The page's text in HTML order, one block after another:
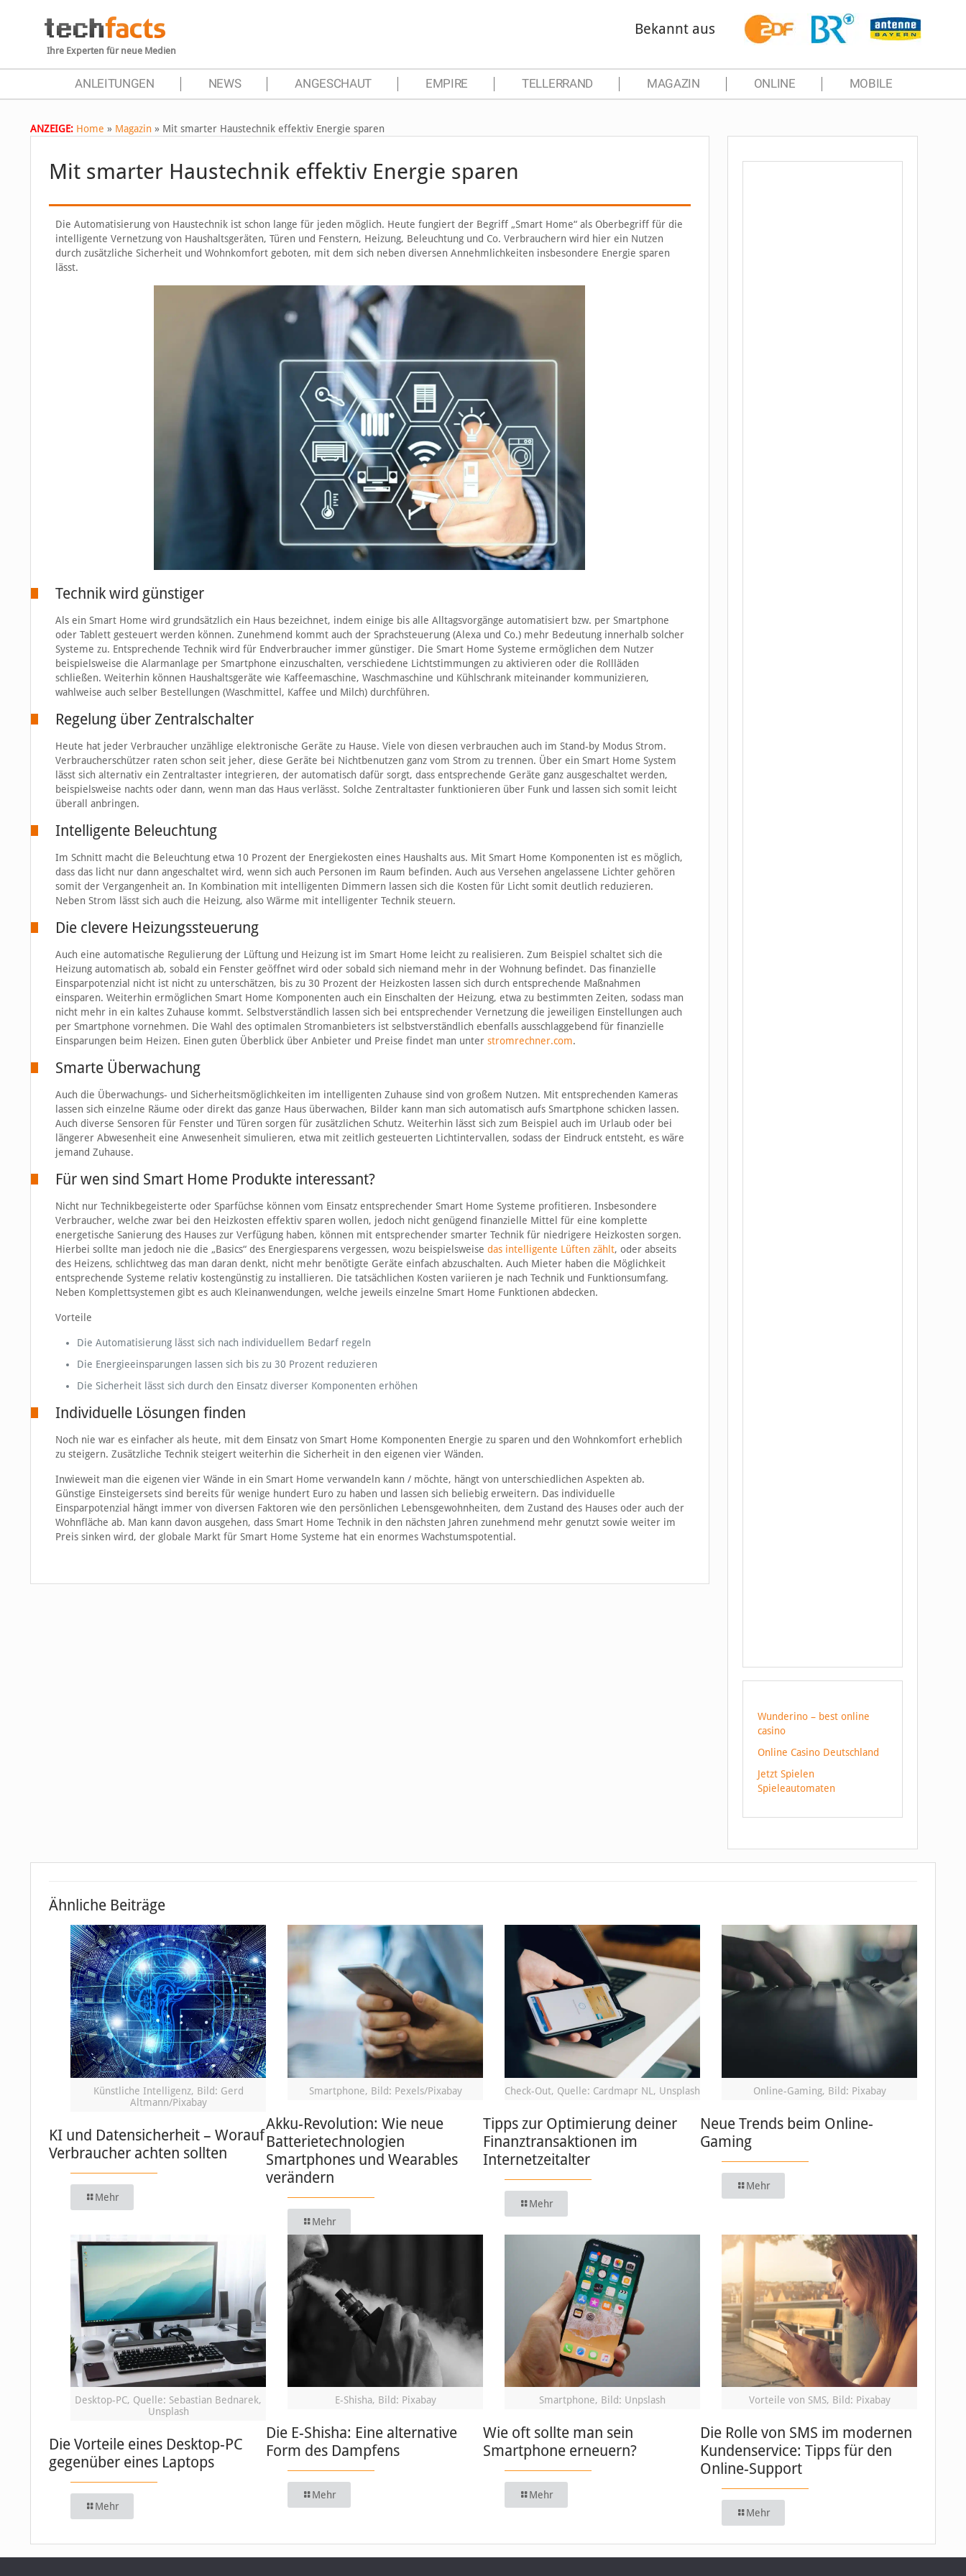
Ihre Experten für neue Medien
Bekannt aus
ANLEITUNGEN NEWS ANGESCHAUT EMPIRE TELLERRAND MAGAZIN ONLINE MOBILE
ANZEIGE: Home » Magazin » Mit smarter Haustechnik effektiv Energie sparen
Mit smarter Haustechnik effektiv Energie sparen
Die Automatisierung von Haustechnik ist schon lange für jeden möglich. Heute fungiert der Begriff „Smart Home“ als Oberbegriff für die
intelligente Vernetzung von Haushaltsgeräten, Türen und Fenstern, Heizung, Beleuchtung und Co. Verbrauchern wird hier ein Nutzen
durch zusätzliche Sicherheit und Wohnkomfort geboten, mit dem sich neben diversen Annehmlichkeiten insbesondere Energie sparen
lässt.
Technik wird günstiger
Als ein Smart Home wird grundsätzlich ein Haus bezeichnet, indem einige bis alle Alltagsvorgänge automatisiert bzw. per Smartphone
oder Tablett gesteuert werden können. Zunehmend kommt auch der Sprachsteuerung (Alexa und Co.) mehr Bedeutung innerhalb solcher
Systeme zu. Entsprechende Technik wird für Endverbraucher immer günstiger. Die Smart Home Systeme ermöglichen dem Nutzer
beispielsweise die Alarmanlage per Smartphone einzuschalten, verschiedene Lichtstimmungen zu aktivieren oder die Rollläden
schließen. Weiterhin können Haushaltsgeräte wie Kaffeemaschine, Waschmaschine und Kühlschrank miteinander kommunizieren,
wahlweise auch selber Bestellungen (Waschmittel, Kaffee und Milch) durchführen.
Regelung über Zentralschalter
Heute hat jeder Verbraucher unzählige elektronische Geräte zu Hause. Viele von diesen verbrauchen auch im Stand-by Modus Strom.
Verbraucherschützer raten schon seit jeher, diese Geräte bei Nichtbenutzen ganz vom Strom zu trennen. Über ein Smart Home System
lässt sich alternativ ein Zentraltaster integrieren, der automatisch dafür sorgt, dass entsprechende Geräte ganz ausgeschaltet werden,
beispielsweise nachts oder dann, wenn man das Haus verlässt. Solche Zentraltaster funktionieren über Funk und lassen sich somit leicht
überall anbringen.
Intelligente Beleuchtung
Im Schnitt macht die Beleuchtung etwa 10 Prozent der Energiekosten eines Haushalts aus. Mit Smart Home Komponenten ist es möglich,
dass das licht nur dann angeschaltet wird, wenn sich auch Personen im Raum befinden. Auch aus Versehen angelassene Lichter gehören
somit der Vergangenheit an. In Kombination mit intelligenten Dimmern lassen sich die Kosten für Licht somit deutlich reduzieren.
Neben Strom lässt sich auch die Heizung, also Wärme mit intelligenter Technik steuern.
Die clevere Heizungssteuerung
Auch eine automatische Regulierung der Lüftung und Heizung ist im Smart Home leicht zu realisieren. Zum Beispiel schaltet sich die
Heizung automatisch ab, sobald ein Fenster geöffnet wird oder sobald sich niemand mehr in der Wohnung befindet. Das finanzielle
Einsparpotenzial nicht ist nicht zu unterschätzen, bis zu 30 Prozent der Heizkosten lassen sich durch entsprechende Maßnahmen
einsparen. Weiterhin ermöglichen Smart Home Komponenten auch ein Einschalten der Heizung, etwa zu bestimmten Zeiten, sodass man
nicht mehr in ein kaltes Zuhause kommt. Selbstverständlich lassen sich bei entsprechender Vernetzung die jeweiligen Einstellungen auch
per Smartphone vornehmen. Die Wahl des optimalen Stromanbieters ist selbstverständlich ebenfalls ausschlaggebend für finanzielle
Einsparungen beim Heizen. Einen guten Überblick über Anbieter und Preise findet man unter stromrechner.com.
Smarte Überwachung
Auch die Überwachungs- und Sicherheitsmöglichkeiten im intelligenten Zuhause sind von großem Nutzen. Mit entsprechenden Kameras
lassen sich einzelne Räume oder direkt das ganze Haus überwachen, Bilder kann man sich automatisch aufs Smartphone schicken lassen.
Auch diverse Sensoren für Fenster und Türen sorgen für zusätzlichen Schutz. Weiterhin lässt sich zum Beispiel auch im Urlaub oder bei
längerer Abwesenheit eine Anwesenheit simulieren, etwa mit zeitlich gesteuerten Lichtintervallen, sodass der Eindruck entsteht, es wäre
jemand Zuhause.
Für wen sind Smart Home Produkte interessant?
Nicht nur Technikbegeisterte oder Sparfüchse können vom Einsatz entsprechender Smart Home Systeme profitieren. Insbesondere
Verbraucher, welche zwar bei den Heizkosten effektiv sparen wollen, jedoch nicht genügend finanzielle Mittel für eine komplette
energetische Sanierung des Hauses zur Verfügung haben, können mit entsprechender smarter Technik für niedrigere Heizkosten sorgen.
Hierbei sollte man jedoch nie die „Basics“ des Energiesparens vergessen, wozu beispielsweise das intelligente Lüften zählt, oder abseits
des Heizens, schlichtweg das man daran denkt, nicht mehr benötigte Geräte einfach abzuschalten. Auch Mieter haben die Möglichkeit
entsprechende Systeme relativ kostengünstig zu installieren. Die tatsächlichen Kosten variieren je nach Technik und Funktionsumfang.
Neben Komplettsystemen gibt es auch Kleinanwendungen, welche jeweils einzelne Smart Home Funktionen abdecken.
Vorteile
Die Automatisierung lässt sich nach individuellem Bedarf regeln
Die Energieeinsparungen lassen sich bis zu 30 Prozent reduzieren
Die Sicherheit lässt sich durch den Einsatz diverser Komponenten erhöhen
Individuelle Lösungen finden
Noch nie war es einfacher als heute, mit dem Einsatz von Smart Home Komponenten Energie zu sparen und den Wohnkomfort erheblich
zu steigern. Zusätzliche Technik steigert weiterhin die Sicherheit in den eigenen vier Wänden.
Inwieweit man die eigenen vier Wände in ein Smart Home verwandeln kann / möchte, hängt von unterschiedlichen Aspekten ab.
Günstige Einsteigersets sind bereits für wenige hundert Euro zu haben und lassen sich beliebig erweitern. Das individuelle
Einsparpotenzial hängt immer von diversen Faktoren wie den persönlichen Lebensgewohnheiten, dem Zustand des Hauses oder auch der
Wohnfläche ab. Man kann davon ausgehen, dass Smart Home Technik in den nächsten Jahren zunehmend mehr genutzt sowie weiter im
Preis sinken wird, der globale Markt für Smart Home Systeme hat ein enormes Wachstumspotential.
Wunderino – best online
casino
Online Casino Deutschland
Jetzt Spielen
Spieleautomaten
Ähnliche Beiträge
Künstliche Intelligenz, Bild: Gerd
Altmann/Pixabay
KI und Datensicherheit – Worauf
Verbraucher achten sollten
Mehr
Smartphone, Bild: Pexels/Pixabay
Akku-Revolution: Wie neue
Batterietechnologien
Smartphones und Wearables
verändern
Mehr
Check-Out, Quelle: Cardmapr NL, Unsplash
Tipps zur Optimierung deiner
Finanztransaktionen im
Internetzeitalter
Mehr
Online-Gaming, Bild: Pixabay
Neue Trends beim Online-
Gaming
Mehr
Desktop-PC, Quelle: Sebastian Bednarek,
Unsplash
Die Vorteile eines Desktop-PC
gegenüber eines Laptops
Mehr
E-Shisha, Bild: Pixabay
Die E-Shisha: Eine alternative
Form des Dampfens
Mehr
Smartphone, Bild: Unpslash
Wie oft sollte man sein
Smartphone erneuern?
Mehr
Vorteile von SMS, Bild: Pixabay
Die Rolle von SMS im modernen
Kundenservice: Tipps für den
Online-Support
Mehr